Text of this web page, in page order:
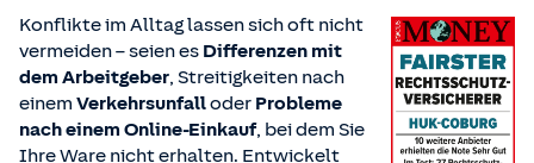
Konflikte im Alltag lassen sich oft nicht
vermeiden – seien es Differenzen mit
dem Arbeitgeber, Streitigkeiten nach
einem Verkehrsunfalloder Probleme
nach einem Online-Einkauf, bei dem Sie
Ihre Ware nicht erhalten. Entwickelt